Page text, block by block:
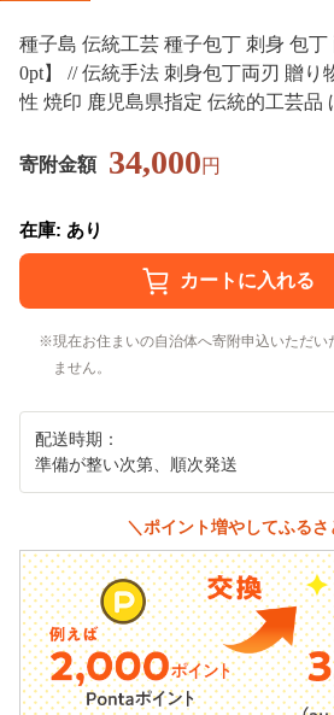
種子島 伝統工芸 種子包丁 刺身 包
0pt】 // 伝統手法 刺身包丁両刃 贈り
性 焼印 鹿児島県指定 伝統的工芸品
寄附金額 34,000円
在庫: あり
現在お住まいの自治体へ寄附申込いただ
ません。
配送時期：
準備が整い次第、順次発送
＼ポイント増やしてふるさ